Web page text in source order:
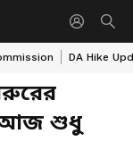
DA Hike
আজ শুধু